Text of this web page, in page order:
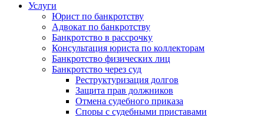
Услуги
Юрист по банкротству
Адвокат по банкротству
Банкротство в рассрочку
Консультация юриста по коллекторам
Банкротство физических лиц
Банкротство через суд
Реструктуризация долгов
Защита прав должников
Отмена судебного приказа
Споры с судебными приставами